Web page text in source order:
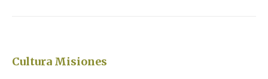
Cultura Misiones